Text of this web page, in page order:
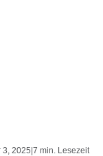
3, 2025 |7 min. Lesezeit